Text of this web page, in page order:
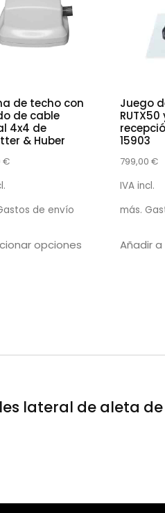
de techo con
de cable
4x4 de
& Huber
€
de envío
opciones
Juego
15903
799,00€
IVA incl.
más.
Añadir
lateral de aleta